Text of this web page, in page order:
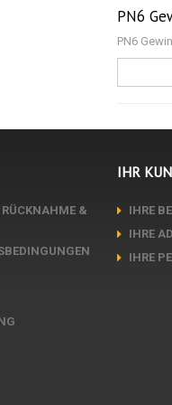
PN6
PN6
&
IHR
IHRE
IHRE
IHRE